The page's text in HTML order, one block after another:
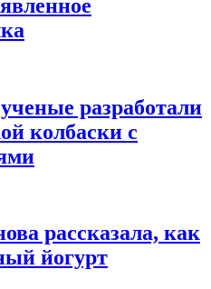
разработали
колбаски с
рассказала, как
йогурт